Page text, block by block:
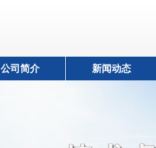
公司简介 新闻动态